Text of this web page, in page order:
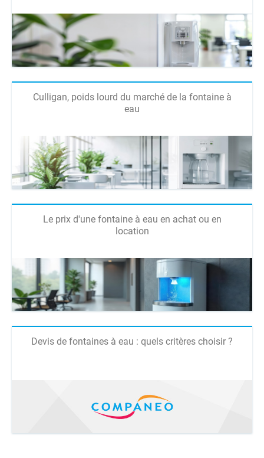
Culligan, poids lourd du marché de la fontaine à
eau
Le prix d'une fontaine à eau en achat ou en
location
Devis de fontaines à eau : quels critères choisir ?